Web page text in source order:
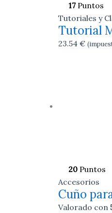
17Puntos
Tutoriales y
Tutorial
23.54 €
20 Puntos
Accesorios
Cuño
Valorado con